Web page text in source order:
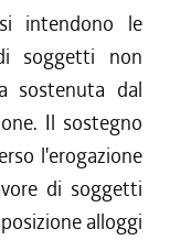
intendono le
soggetti non
sostenuta dal
Il sostegno
l'erogazione
di soggetti
alloggi